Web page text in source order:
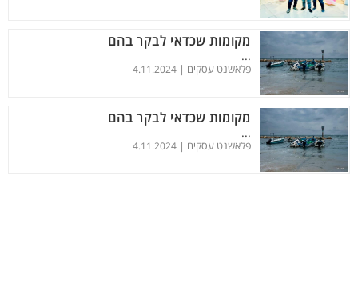
מקומות שכדאי לבקר בהם
...
פלאשנט עסקים | 4.11.2024
מקומות שכדאי לבקר בהם
...
פלאשנט עסקים | 4.11.2024